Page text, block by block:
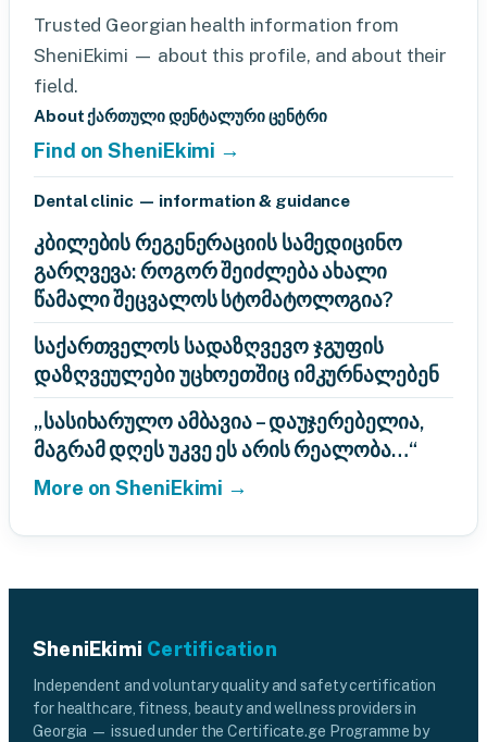
Trusted Georgian health information from
SheniEkimi — about this profile, and about their
field.
About ქართული დენტალური ცენტრი
Find on SheniEkimi →
Dental clinic — information & guidance
კბილების რეგენერაციის სამედიცინო
გარღვევა: როგორ შეიძლება ახალი
წამალი შეცვალოს სტომატოლოგია?
საქართველოს სადაზღვევო ჯგუფის
დაზღვეულები უცხოეთშიც იმკურნალებენ
„სასიხარულო ამბავია – დაუჯერებელია,
მაგრამ დღეს უკვე ეს არის რეალობა…“
More on SheniEkimi →
SheniEkimi Certification
Independent and voluntary quality and safety certification
for healthcare, fitness, beauty and wellness providers in
Georgia — issued under the Certificate.ge Programme by